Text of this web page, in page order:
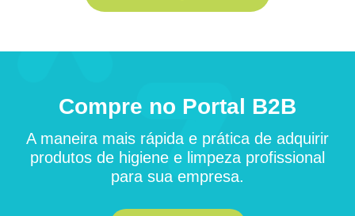
Compre no Portal B2B
A maneira mais rápida e prática de adquirir
produtos de higiene e limpeza profissional
para sua empresa.